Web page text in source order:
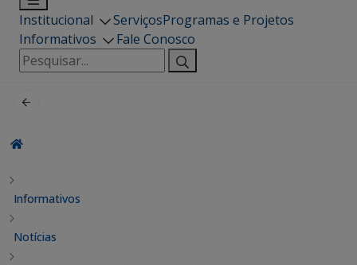
Institucional ServiçosProgramas e Projetos
Informativos
Fale Conosco
Pesquisar
por:
Informativos
Notícias